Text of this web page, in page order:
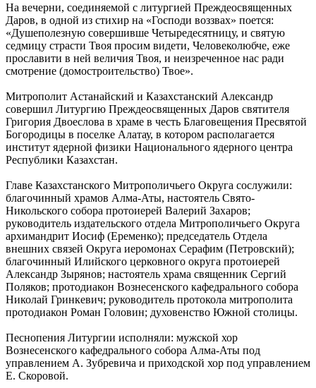
На вечерни, соединяемой с литургией Преждеосвященных
Даров, в одной из стихир на «Господи воззвах» поется:
«Душеполезную совершивше Четыредесятницу, и святую
седмицу страсти Твоя просим видети, Человеколюбче, еже
прославити в ней величия Твоя, и неизреченное нас ради
смотрение (домостроительство) Твое».
Митрополит Астанайский и Казахстанский Александр
совершил Литургию Преждеосвященных Даров святителя
Григория Двоеслова в храме в честь Благовещения Пресвятой
Богородицы в поселке Алатау, в котором располагается
институт ядерной физики Национального ядерного центра
Республики Казахстан.
Главе Казахстанского Митрополичьего Округа сослужили:
благочинный храмов Алма-Аты, настоятель Свято-
Никольского собора протоиерей Валерий Захаров;
руководитель издательского отдела Митрополичьего Округа
архимандрит Иосиф (Еременко); председатель Отдела
внешних связей Округа иеромонах Серафим (Петровский);
благочинный Илийского церковного округа протоиерей
Александр Зырянов; настоятель храма священник Сергий
Поляков; протодиакон Вознесенского кафедрального собора
Николай Гринкевич; руководитель протокола митрополита
протодиакон Роман Головин; духовенство Южной столицы.
Песнопения Литургии исполняли: мужской хор
Вознесенского кафедрального собора Алма-Аты под
управлением А. Зубревича и приходской хор под управлением
Е. Скоровой.